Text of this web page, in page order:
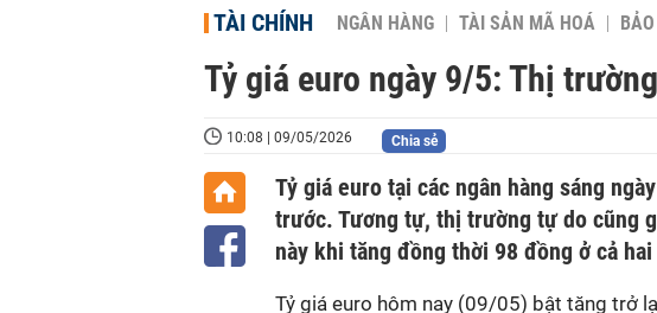
TÀI CHÍNH NGÂN HÀNG TÀI SẢN MÃ HOÁ
Tỷ giá euro ngày 9/5: Thị
10:08 | 09/05/2026 Chia sẻ
Tỷ giá euro tại các ngân hàng sáng
trước. Tương tự, thị trường tự do cũng
này khi tăng đồng thời 98 đồng ở cả
Tỷ giá euro hôm nay (09/05) bật tăng trở